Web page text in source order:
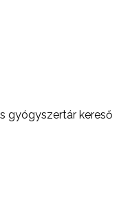
gyógyszertár kereső